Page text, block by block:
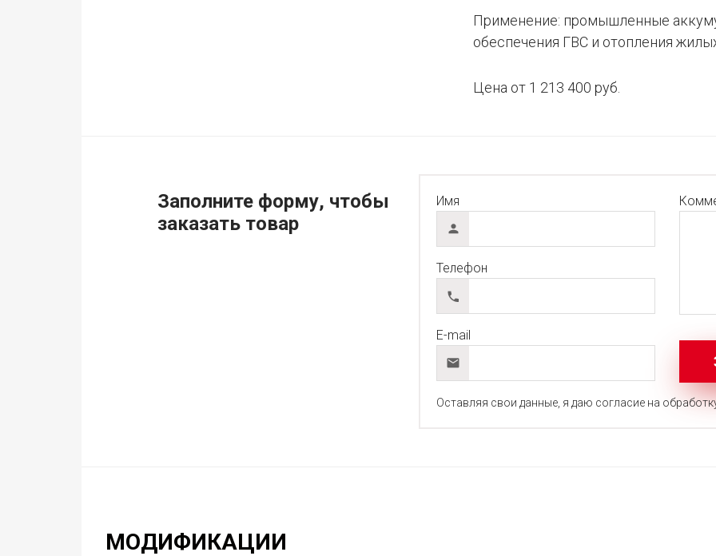
Применение: промышленные
обеспечения ГВС и отопления
Цена от 1 213 400 руб.
Заполните форму, чтобы
заказать товар
Имя
Телефон
E-mail
Оставляя свои данные, я даю согласие на
МОДИФИКАЦИИ